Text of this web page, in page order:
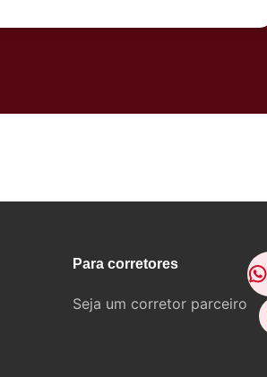
Para corretores
Seja um corretor parceiro